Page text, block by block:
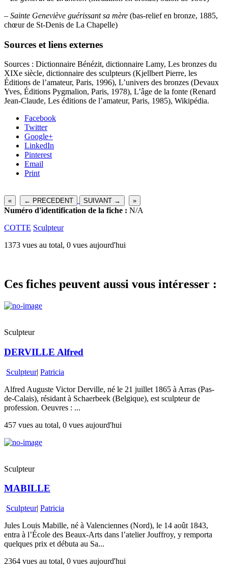
– Sainte Geneviève guérissant sa mère (bas-relief en bronze, 1885,
chœur de St-Denis de La Chapelle)
Sources et liens externes
Sources : Dictionnaire Bénézit, dictionnaire Lamy, Les bronzes du
XIXe siècle, dictionnaire des sculpteurs (Kjellbert Pierre, les
Éditions de l’amateur, Paris, 1996), L’univers des bronzes (Devaux
Yves, Éditions Pygmalion, Paris, 1978), L’âge de la fonte (Renard
Jean-Claude, Les éditions de l’amateur, Paris, 1985), Wikipédia.
Facebook
Twitter
Google+
LinkedIn
Pinterest
Email
Print
« ← PRECEDENT SUIVANT → »
Numéro d'identification de la fiche : N/A
COTTE Sculpteur
1373 vues au total, 0 vues aujourd'hui
Ces fiches peuvent aussi vous intéresser :
Sculpteur
DERVILLE Alfred
Sculpteur| Patricia
Alfred Auguste Victor Derville, né le 21 juillet 1865 à Arras (Pas-
de-Calais), résidant à Schaerbeek (Belgique), est sculpteur de
profession. Oeuvres : ...
457 vues au total, 0 vues aujourd'hui
Sculpteur
MABILLE
Sculpteur| Patricia
Jules Louis Mabille, né à Valenciennes (Nord), le 14 août 1843,
entra à l’École des Beaux-Arts dans l’atelier Jouffroy, y remporta
quelques prix et débuta au Sa...
2364 vues au total, 0 vues aujourd'hui